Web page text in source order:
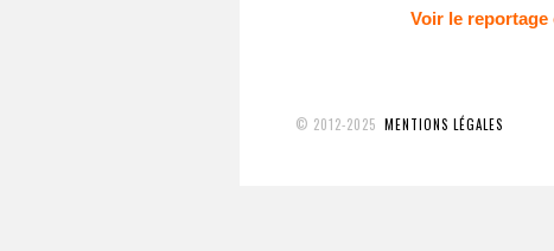
Voir le reportage
© 2012-2025 MENTIONS LÉGALES